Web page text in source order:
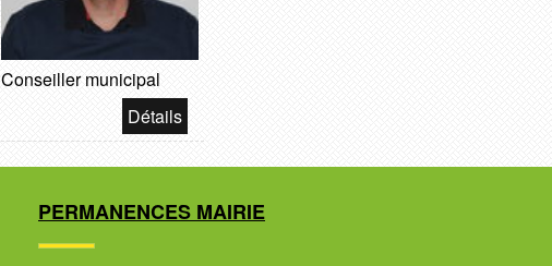
Conseiller municipal
PERMANENCES MAIRIE